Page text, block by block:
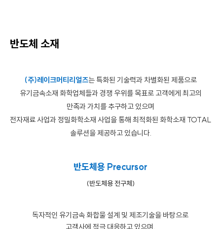
반도체 소재
(주)레이크머티리얼즈는 특화된 기술력과 차별화된 제품으로
유기금속소재 화학업체들과 경쟁 우위를 목표로 고객에게 최고의
만족과 가치를 추구하고 있으며
전자재료 사업과 정밀화학소재 사업을 통해 최적화된 화학소재 TOTAL
솔루션을 제공하고 있습니다.
반도체용 Precursor
(반도체용 전구체)
독자적인 유기금속 화합물 설계 및 제조기술을 바탕으로
고객사에 적극 대응하고 있으며,